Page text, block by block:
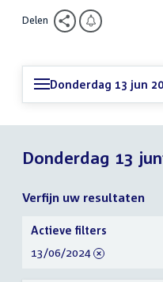
Delen
Donderdag 13 jun
Donderdag 13
Verfijn uw resultaten
Verfijn
uw
resultaten
Actieve filters
verwijder
13/06/2024